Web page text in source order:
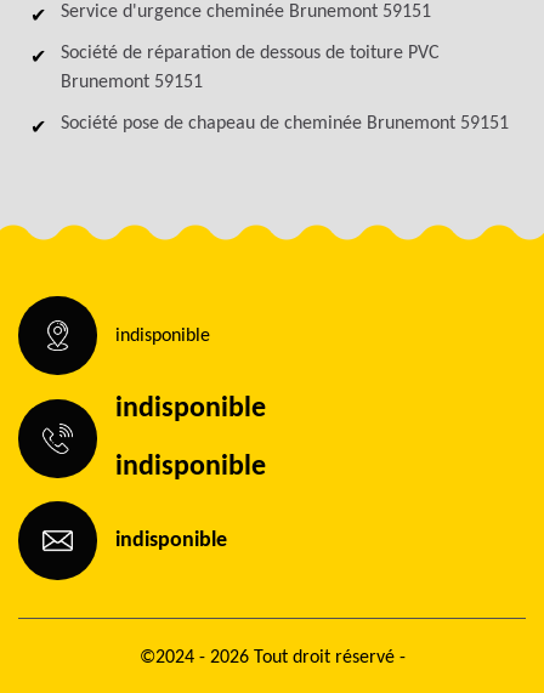
Service d'urgence cheminée Brunemont 59151
Société de réparation de dessous de toiture PVC
Brunemont 59151
Société pose de chapeau de cheminée Brunemont 59151
indisponible
indisponible
indisponible
indisponible
©2024 - 2026 Tout droit réservé -